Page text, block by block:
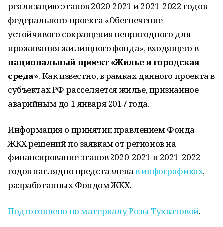
реализацию этапов 2020-2021 и 2021-2022 годов
федерального проекта «Обеспечение
устойчивого сокращения непригодного для
проживания жилищного фонда», входящего в
национальный проект «Жилье и городская
среда». Как известно, в рамках данного проекта в
субъектах РФ расселяется жилье, признанное
аварийным до 1 января 2017 года.
Информация о принятии правлением Фонда
ЖКХ решений по заявкам от регионов на
финансирование этапов 2020-2021 и 2021-2022
годов наглядно представленав инфографиках,
разработанных Фондом ЖКХ.
Подготовлено по материалу Розы Тухватовой.